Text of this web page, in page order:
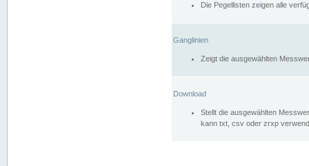
Die Pegellisten zeigen alle
Ganglinien
Zeigt die ausgewählten
Download
Stellt die ausgewählten
kann txt, csv oder zrxp